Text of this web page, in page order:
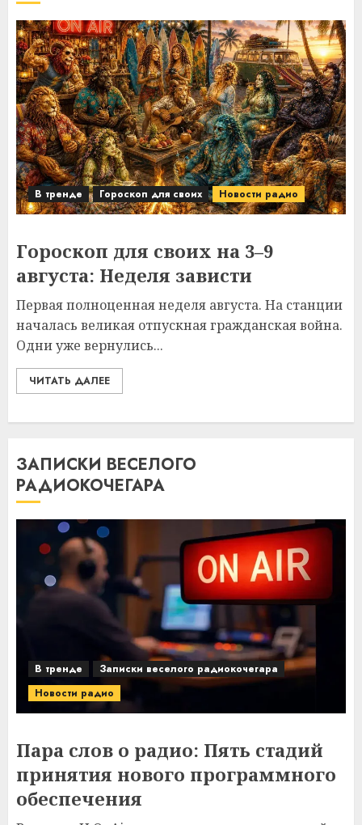
В тренде Гороскоп для своих Новости радио
Гороскоп для своих на 3–9
августа: Неделя зависти
Первая полноценная неделя августа. На станции
началась великая отпускная гражданская война.
Одни уже вернулись...
ЧИТАТЬ ДАЛЕЕ
ЗАПИСКИ ВЕСЕЛОГО
РАДИОКОЧЕГАРА
В тренде
Записки веселого радиокочегара
Новости радио
Пара слов о радио: Пять стадий
принятия нового программного
обеспечения